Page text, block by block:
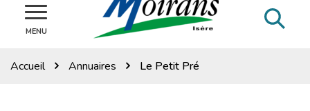
compte
Facebook
MENU
officiel
la
Accueil Annuaires Le Petit Pré